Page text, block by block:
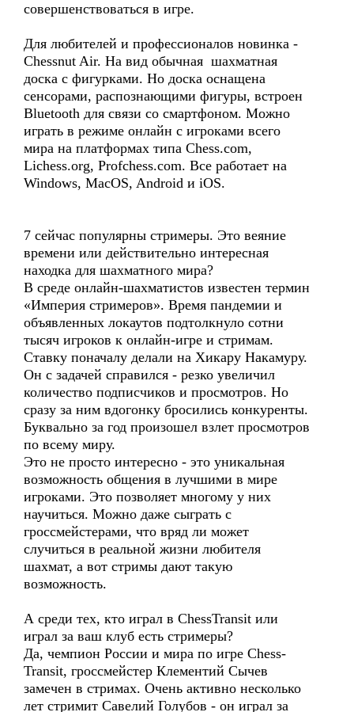
совершенствоваться в игре.
Для любителей и профессионалов новинка -
Chessnut Air. На вид обычная шахматная
доска с фигурками. Но доска оснащена
сенсорами, распознающими фигуры, встроен
Bluetooth для связи со смартфоном. Можно
играть в режиме онлайн с игроками всего
мира на платформах типа Chess.com,
Lichess.org, Profchess.com. Все работает на
Windows, MacOS, Android и iOS.
7 сейчас популярны стримеры. Это веяние
времени или действительно интересная
находка для шахматного мира?
В среде онлайн-шахматистов известен термин
«Империя стримеров». Время пандемии и
объявленных локаутов подтолкнуло сотни
тысяч игроков к онлайн-игре и стримам.
Ставку поначалу делали на Хикару Накамуру.
Он с задачей справился - резко увеличил
количество подписчиков и просмотров. Но
сразу за ним вдогонку бросились конкуренты.
Буквально за год произошел взлет просмотров
по всему миру.
Это не просто интересно - это уникальная
возможность общения в лучшими в мире
игроками. Это позволяет многому у них
научиться. Можно даже сыграть с
гроссмейстерами, что вряд ли может
случиться в реальной жизни любителя
шахмат, а вот стримы дают такую
возможность.
А среди тех, кто играл в ChessTransit или
играл за ваш клуб есть стримеры?
Да, чемпион России и мира по игре Chess-
Transit, гроссмейстер Клементий Сычев
замечен в стримах. Очень активно несколько
лет стримит Савелий Голубов - он играл за